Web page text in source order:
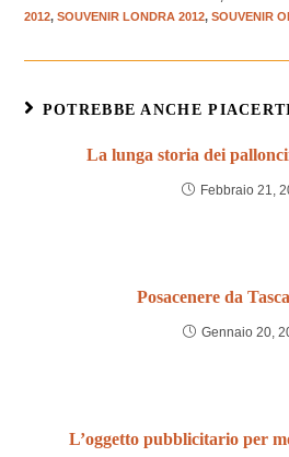
2012, SOUVENIR LONDRA 2012, SOUVENIR
POTREBBE ANCHE
La lunga storia dei
Febbraio 21,
Posacenere da
Gennaio 20,
L’oggetto pubblicitario per